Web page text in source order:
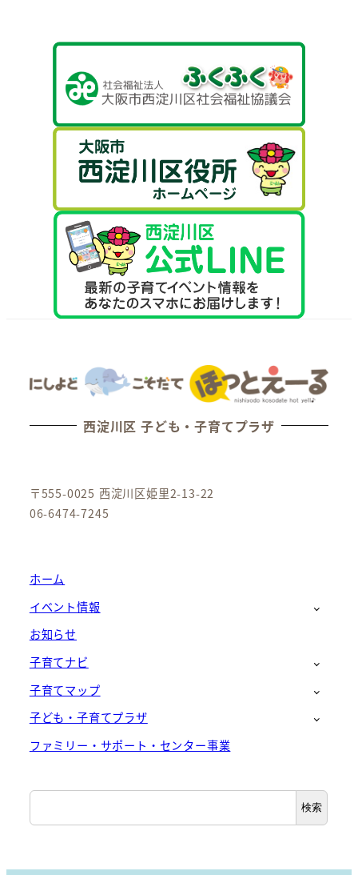
西淀川区 子ども・子育てプラザ
〒555-0025 西淀川区姫里2-13-22
06-6474-7245
ホーム
イベント情報
お知らせ
子育てナビ
子育てマップ
子ども・子育てプラザ
ファミリー・サポート・センター事業
検
索
検索